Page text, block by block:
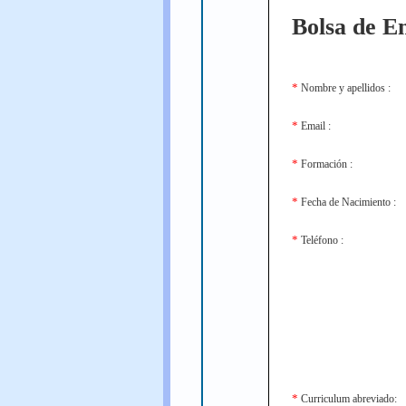
Bolsa de
* Nombre y apellidos :
* Email :
* Formación :
* Fecha de Nacimiento :
* Teléfono :
* Curriculum abreviado: